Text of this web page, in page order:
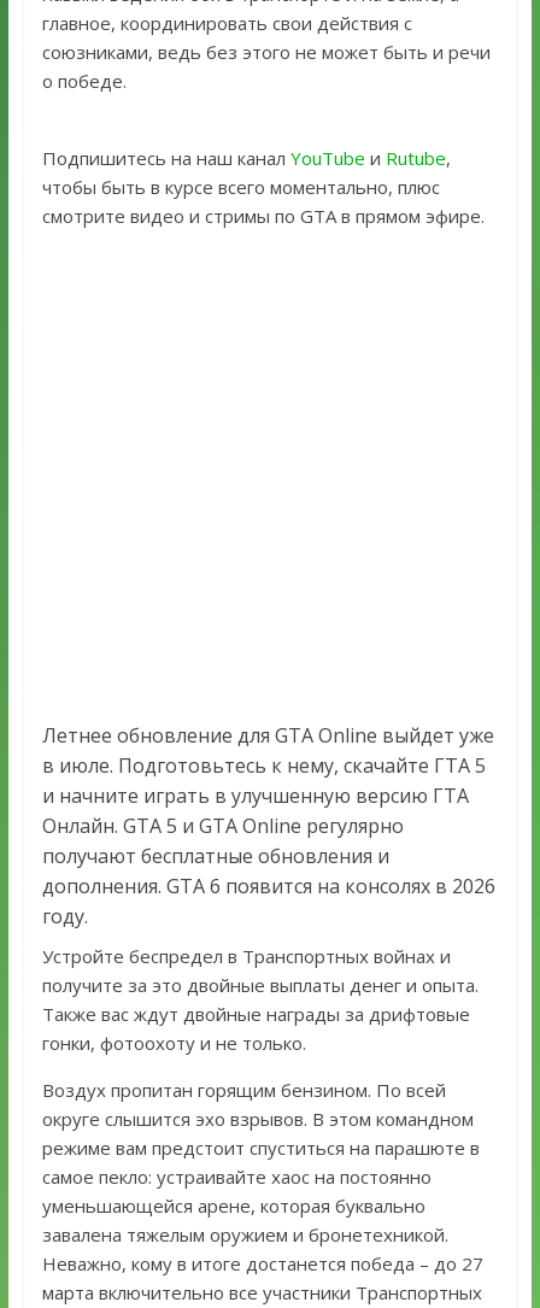
главное, координировать свои действия с
союзниками, ведь без этого не может быть и речи
о победе.
Подпишитесь на наш канал YouTube и Rutube,
чтобы быть в курсе всего моментально, плюс
смотрите видео и стримы по GTA в прямом эфире.
Летнее обновление для GTA Online выйдет уже
в июле. Подготовьтесь к нему, скачайте ГТА 5
и начните играть в улучшенную версию ГТА
Онлайн. GTA 5 и GTA Online регулярно
получают бесплатные обновления и
дополнения. GTA 6 появится на консолях в 2026
году.
Устройте беспредел в Транспортных войнах и
получите за это двойные выплаты денег и опыта.
Также вас ждут двойные награды за дрифтовые
гонки, фотоохоту и не только.
Воздух пропитан горящим бензином. По всей
округе слышится эхо взрывов. В этом командном
режиме вам предстоит спуститься на парашюте в
самое пекло: устраивайте хаос на постоянно
уменьшающейся арене, которая буквально
завалена тяжелым оружием и бронетехникой.
Неважно, кому в итоге достанется победа – до 27
марта включительно все участники Транспортных